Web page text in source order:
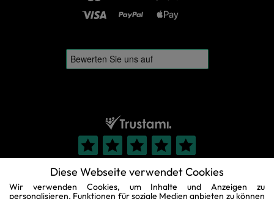
Diese Webseite verwendet Cookies
Wir verwenden Cookies, um Inhalte und Anzeigen zu
personalisieren, Funktionen für soziale Medien anbieten zu können